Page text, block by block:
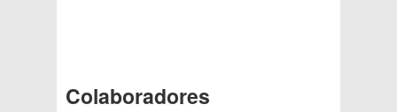
Colaboradores